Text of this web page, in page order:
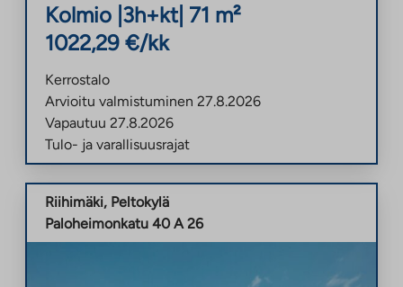
Kolmio 3h+kt| 71 m²
1022,29 €/kk
Kerrostalo
Arvioitu valmistuminen 27.8.2026
Vapautuu 27.8.2026
Tulo- ja varallisuusrajat
Riihimäki, Peltokylä
Paloheimonkatu 40 A 26